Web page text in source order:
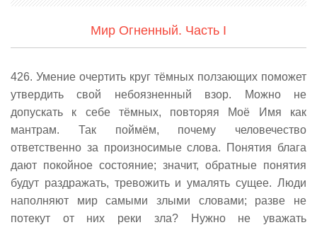
Мир Огненный. Часть I
426. Умение очертить круг тёмных ползающих поможет
утвердить свой небоязненный взор. Можно не
допускать к себе тёмных, повторяя Моё Имя как
мантрам. Так поймём, почему человечество
ответственно за произносимые слова. Понятия блага
дают покойное состояние; значит, обратные понятия
будут раздражать, тревожить и умалять сущее. Люди
наполняют мир самыми злыми словами; разве не
потекут от них реки зла? Нужно не уважать